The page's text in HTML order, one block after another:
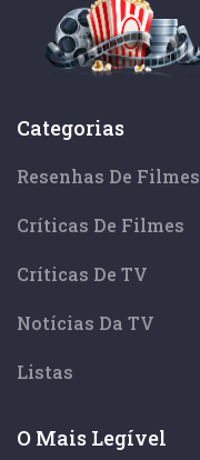
Categorias
Resenhas De Filmes
Críticas De Filmes
Críticas De TV
Notícias Da TV
Listas
O Mais Legível